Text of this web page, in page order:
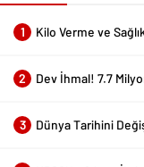
1 Kilo Verme ve
2 Dev İhmal! 7.7
3 Dünya Tarihini